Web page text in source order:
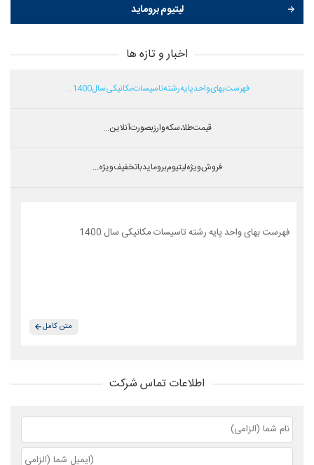
لیتیوم بروماید
اخبار و تازه ها
فهرست بهای واحد پایه رشته تاسیسات مکانیکی سال 1400...
قیمت طلا،سکه و ارز بصورت آنلاین...
فروش ویژه لیتیوم بروماید با تخفیف ویژه...
فهرست بهای واحد پایه رشته تاسیسات مکانیکی سال 1400
متن کامل
اطلاعات تماس شرکت